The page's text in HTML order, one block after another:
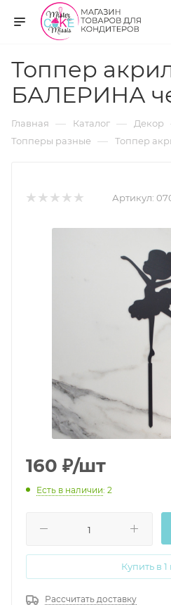
Топпер
БАЛЕРИНА
Главная — Каталог — Декор
Топперы разные — Топпер
Артикул:
160 ₽/шт
Есть в наличии: 2
Купить в 1
Рассчитать доставку